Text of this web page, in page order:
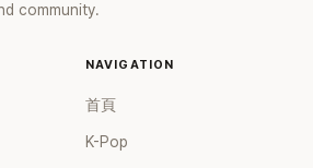
community.
NAVIGATION
首頁
K-Pop